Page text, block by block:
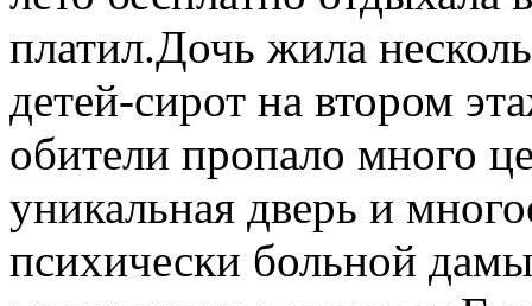
платил.Дочь жила
детей-сирот на втором
обители пропало много
уникальная дверь и
психически больной